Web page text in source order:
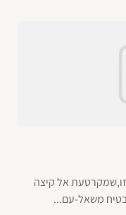
אל קיצה
משאל-עם...